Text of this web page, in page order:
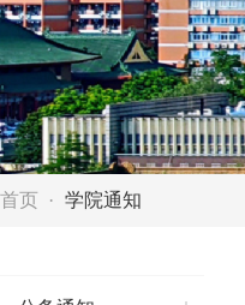
首页 学院通知